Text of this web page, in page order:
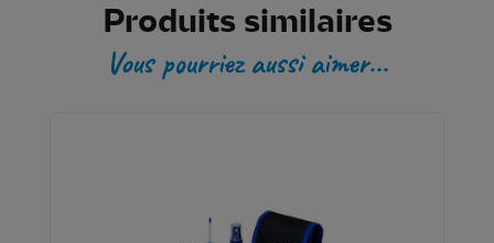
Produits similaires
Vous pourriez aussi aimer...